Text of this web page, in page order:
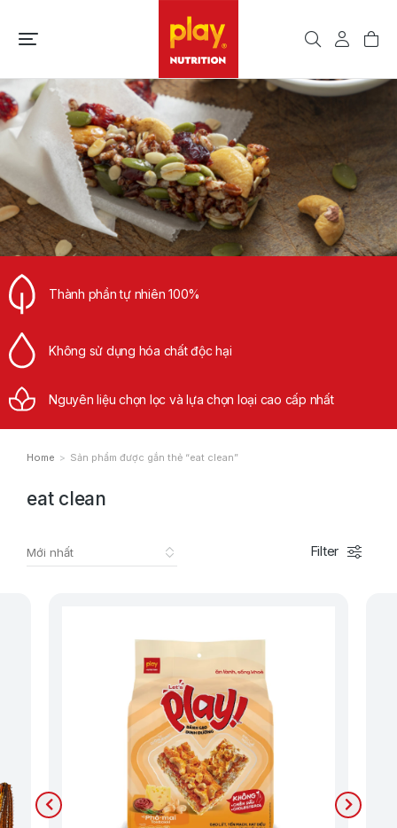
Thành phần tự nhiên 100%
Không sử dụng hóa chất độc hại
Nguyên liệu chọn lọc và lựa chọn loại cao cấp nhất
You are here:
Home Sản phẩm được gắn thẻ “eat clean”
eat clean
Filter